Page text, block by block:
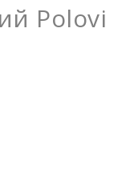
Polovi